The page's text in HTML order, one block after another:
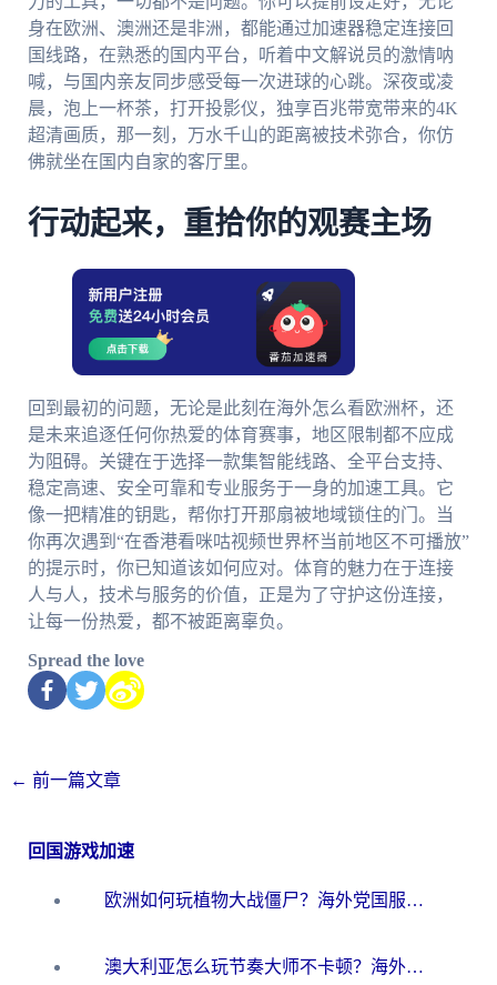
身在欧洲、澳洲还是非洲，都能通过加速器稳定连接回
国线路，在熟悉的国内平台，听着中文解说员的激情呐
喊，与国内亲友同步感受每一次进球的心跳。深夜或凌
晨，泡上一杯茶，打开投影仪，独享百兆带宽带来的4K
超清画质，那一刻，万水千山的距离被技术弥合，你仿
佛就坐在国内自家的客厅里。
行动起来，重拾你的观赛主场
回到最初的问题，无论是此刻在海外怎么看欧洲杯，还
是未来追逐任何你热爱的体育赛事，地区限制都不应成
为阻碍。关键在于选择一款集智能线路、全平台支持、
稳定高速、安全可靠和专业服务于一身的加速工具。它
像一把精准的钥匙，帮你打开那扇被地域锁住的门。当
你再次遇到“在香港看咪咕视频世界杯当前地区不可播放”
的提示时，你已知道该如何应对。体育的魅力在于连接
人与人，技术与服务的价值，正是为了守护这份连接，
让每一份热爱，都不被距离辜负。
Spread the love
← 前一篇文章
回国游戏加速
欧洲如何玩植物大战僵尸？海外党国服游戏加速避坑指南（附实测对比）
澳大利亚怎么玩节奏大师不卡顿？海外党国服游戏加速终极指南